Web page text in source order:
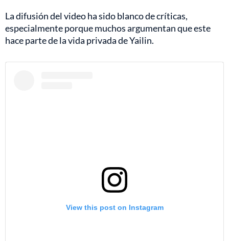
La difusión del video ha sido blanco de críticas,
especialmente porque muchos argumentan que este
hace parte de la vida privada de Yailin.
View this post on Instagram